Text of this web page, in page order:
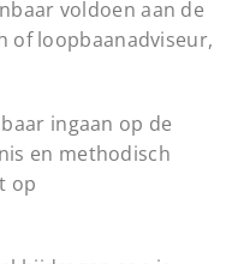
voldoen aan de
of loopbaanadviseur,
ingaan op de
en methodisch
op